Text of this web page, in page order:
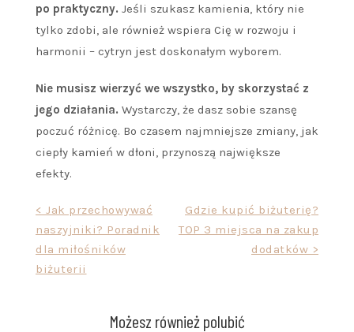
po praktyczny. Jeśli szukasz kamienia, który nie
tylko zdobi, ale również wspiera Cię w rozwoju i
harmonii – cytryn jest doskonałym wyborem.
Nie musisz wierzyć we wszystko, by skorzystać z
jego działania. Wystarczy, że dasz sobie szansę
poczuć różnicę. Bo czasem najmniejsze zmiany, jak
ciepły kamień w dłoni, przynoszą największe
efekty.
Nawigacja
wpisu
< Jak przechowywać
naszyjniki? Poradnik
dla miłośników
biżuterii
Gdzie kupić biżuterię?
TOP 3 miejsca na zakup
dodatków >
Możesz również polubić